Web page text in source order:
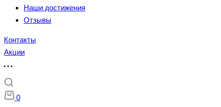
Наши достижения
Отзывы
Контакты
Акции
0